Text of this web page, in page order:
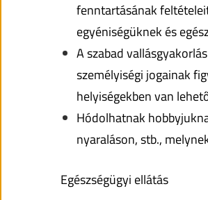
fenntartásának
egyéniségüknek és
A szabad
személyiségi jogainak
helyiségekben van
Hódolhatnak
nyaraláson, stb.,
Egészségügyi ellátás